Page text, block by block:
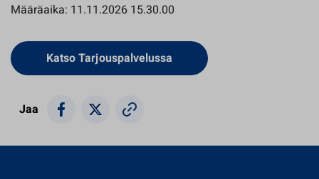
Määräaika: 11.11.2026 15.30.00
Katso Tarjouspalvelussa Avautuu uuteen välilehteen
Jaa